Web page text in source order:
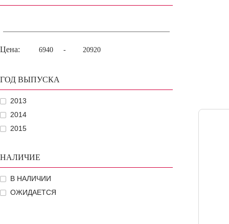
Цена: -
ГОД ВЫПУСКА
2013
2014
2015
НАЛИЧИЕ
В НАЛИЧИИ
ОЖИДАЕТСЯ